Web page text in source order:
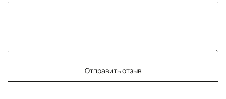
Отправить отзыв